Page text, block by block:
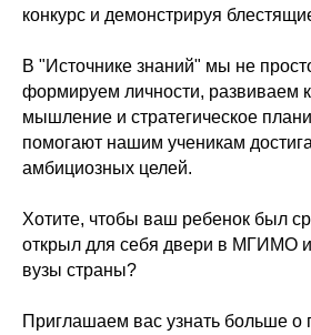
конкурс и демонстрируя
В "Источнике знаний" мы не
формируем личности, развиваем
мышление и стратегическое
помогают нашим ученикам
амбициозных целей.
Хотите, чтобы ваш ребенок был
открыл для себя двери в МГИМО
вузы страны?
Приглашаем вас узнать больше о